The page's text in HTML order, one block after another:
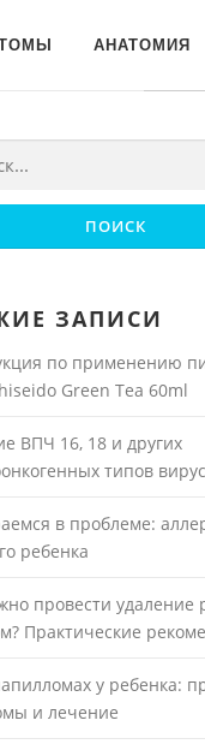
АНАТОМИЯ
ЗАПИСИ
по применению
Green Tea 60ml
ВПЧ 16, 18 и других
типов
в проблеме:
ребенка
провести удаление
Практические
у ребенка:
и лечение
Для